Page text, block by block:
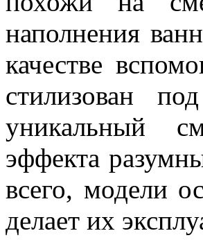
наполнения
качестве
стилизован
уникальный
эффекта
всего, модели
делает их